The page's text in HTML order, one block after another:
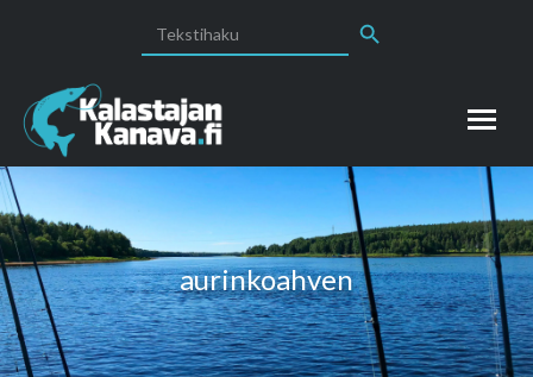
for:
aurinkoahven